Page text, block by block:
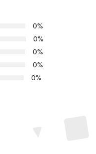
0%
0%
0%
0%
0%